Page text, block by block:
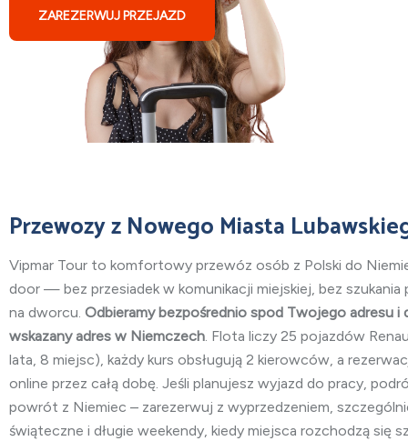
ZAREZERWUJ PRZEJAZD
Przewozy z Nowego Miasta
Vipmar Tour to komfortowy przewóz osób z Polski do
door — bez przesiadek w komunikacji miejskiej, bez szukania
na dworcu. Odbieramy bezpośrednio spod Twojego adresu i
wskazany adres w Niemczech. Flota liczy 25 pojazdów
lata, 8 miejsc), każdy kurs obsługują 2 kierowców, a
online przez całą dobę. Jeśli planujesz wyjazd do pracy,
powrót z Niemiec – zarezerwuj z wyprzedzeniem,
świąteczne i długie weekendy, kiedy miejsca rozchodzą się